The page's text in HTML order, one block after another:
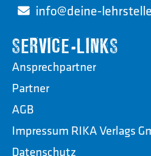
info@deine-
SERVICE-LINKS
Ansprechpartner
Partner
AGB
Impressum RIKA Verlags
Datenschutz